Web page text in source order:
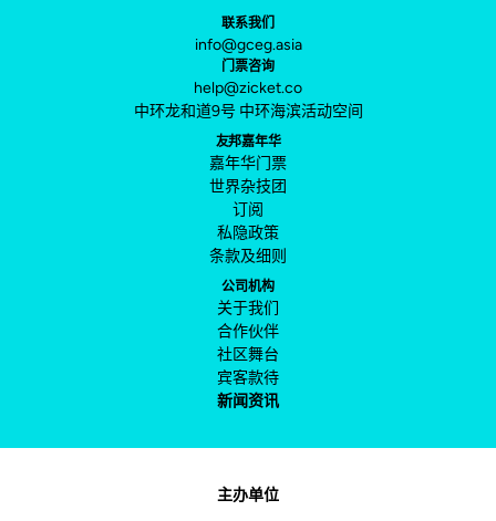
联系我们
info@gceg.asia
门票咨询
help@zicket.co
中环龙和道9号 中环海滨活动空间
友邦嘉年华
嘉年华门票
世界杂技团
订阅
私隐政策
条款及细则
公司机构
关于我们
合作伙伴
社区舞台
宾客款待
新闻资讯
主办单位